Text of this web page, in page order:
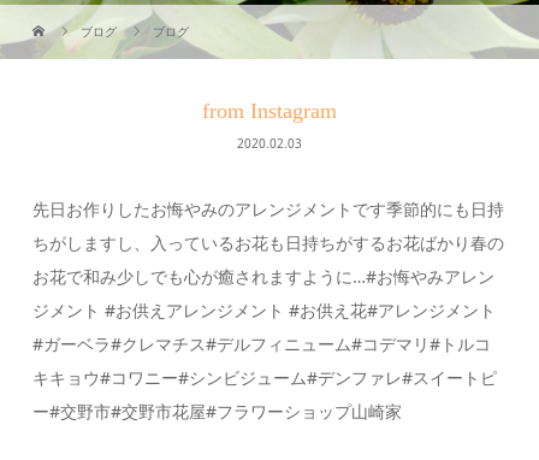
ブログ ブログ
from Instagram
2020.02.03
先日お作りしたお悔やみのアレンジメントです季節的にも日持
ちがしますし、入っているお花も日持ちがするお花ばかり春の
お花で和み少しでも心が癒されますように…#お悔やみアレン
ジメント #お供えアレンジメント #お供え花#アレンジメント
#ガーベラ#クレマチス#デルフィニューム#コデマリ#トルコ
キキョウ#コワニー#シンビジューム#デンファレ#スイートピ
ー#交野市#交野市花屋#フラワーショップ山崎家